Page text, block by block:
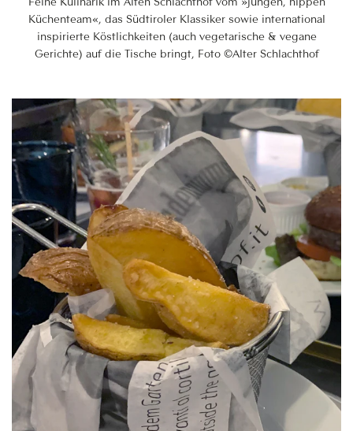
Feine Kulinarik im Alten Schlachthof vom »jungen, hippen
Küchenteam«, das Südtiroler Klassiker sowie international
inspirierte Köstlichkeiten (auch vegetarische & vegane
Gerichte) auf die Tische bringt, Foto ©Alter Schlachthof